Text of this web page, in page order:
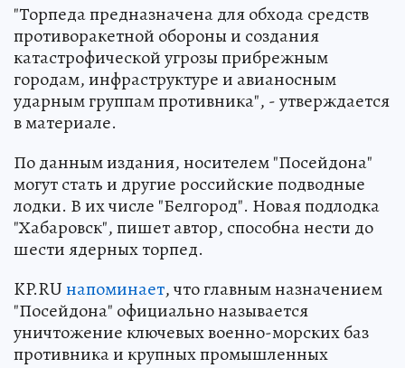
"Торпеда предназначена для обхода средств
противоракетной обороны и создания
катастрофической угрозы прибрежным
городам, инфраструктуре и авианосным
ударным группам противника", - утверждается
в материале.
По данным издания, носителем "Посейдона"
могут стать и другие российские подводные
лодки. В их числе "Белгород". Новая подлодка
"Хабаровск", пишет автор, способна нести до
шести ядерных торпед.
KP.RUнапоминает, что главным назначением
"Посейдона" официально называется
уничтожение ключевых военно-морских баз
противника и крупных промышленных